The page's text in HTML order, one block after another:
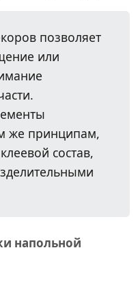
позволяет
или
же принципам,
состав,
напольной